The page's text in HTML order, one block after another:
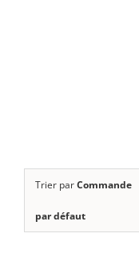
Trier parCommande
par défaut